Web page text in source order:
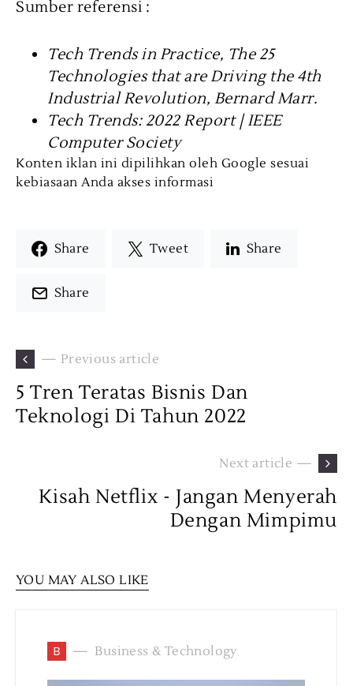
Sumber referensi :
Tech Trends in Practice, The 25
Technologies that are Driving the 4th
Industrial Revolution, Bernard Marr.
Tech Trends: 2022 Report | IEEE
Computer Society
Konten iklan ini dipilihkan oleh Google sesuai
kebiasaan Anda akses informasi
Share Tweet Share
Share
— Previous article
5 Tren Teratas Bisnis Dan
Teknologi Di Tahun 2022
Next article —
Kisah Netflix - Jangan Menyerah
Dengan Mimpimu
YOU MAY ALSO LIKE
B Business & Technology